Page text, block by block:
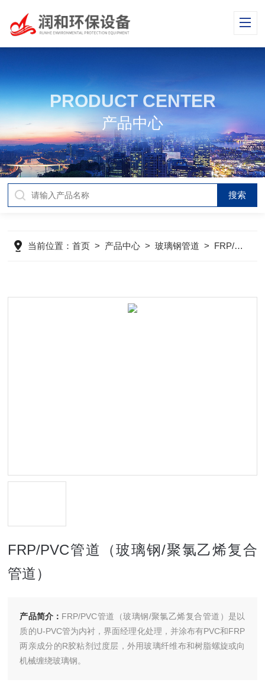
PRODUCT CENTER
产品中心
当前位置：首页 > 产品中心 >玻璃钢管道 > FRP/PVC复合管道
FRP/PVC管道（玻璃钢/聚氯乙烯复合
管道）
产品简介： FRP/PVC管道（玻璃钢/聚氯乙烯复合管道）是以
质的U-PVC管为内衬，界面经理化处理，并涂布有PVC和FRP
两亲成分的R胶粘剂过度层，外用玻璃纤维布和树脂螺旋或向
机械缠绕玻璃钢。